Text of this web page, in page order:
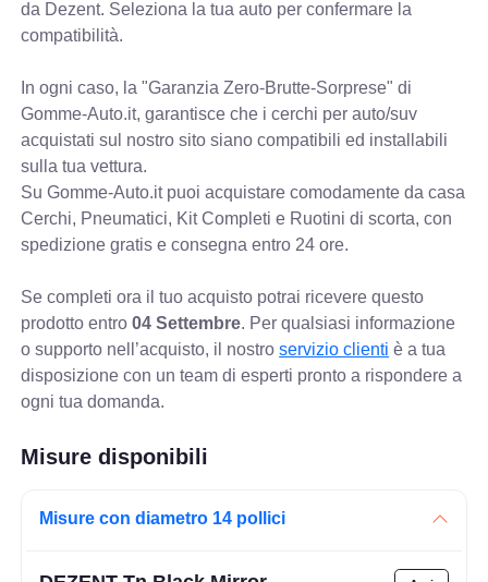
da Dezent. Seleziona la tua auto per confermare la
compatibilità.
In ogni caso, la "Garanzia Zero-Brutte-Sorprese" di
Gomme-Auto.it, garantisce che i cerchi per auto/suv
acquistati sul nostro sito siano compatibili ed installabili
sulla tua vettura.
Su Gomme-Auto.it puoi acquistare comodamente da casa
Cerchi, Pneumatici, Kit Completi e Ruotini di scorta, con
spedizione gratis e consegna entro 24 ore.
Se completi ora il tuo acquisto potrai ricevere questo
prodotto entro04 Settembre. Per qualsiasi informazione
o supporto nell’acquisto, il nostroservizio clienti è a tua
disposizione con un team di esperti pronto a rispondere a
ogni tua domanda.
Misure disponibili
Misure con diametro 14 pollici